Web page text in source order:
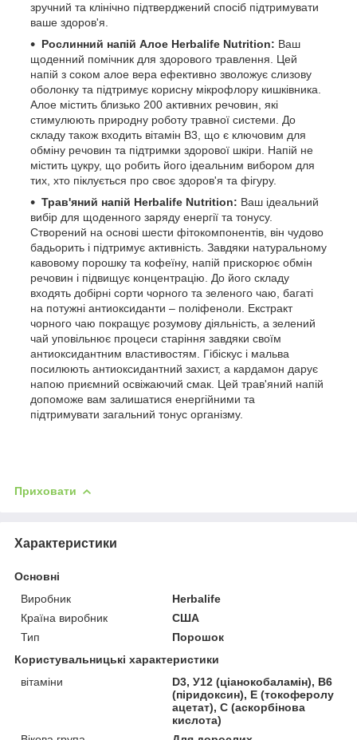
зручний та клінічно підтверджений спосіб підтримувати
ваше здоров'я.
Рослинний напій Алое Herbalife Nutrition: Ваш
щоденний помічник для здорового травлення. Цей
напій з соком алое вера ефективно зволожує слизову
оболонку та підтримує корисну мікрофлору кишківника.
Алое містить близько 200 активних речовин, які
стимулюють природну роботу травної системи. До
складу також входить вітамін В3, що є ключовим для
обміну речовин та підтримки здорової шкіри. Напій не
містить цукру, що робить його ідеальним вибором для
тих, хто піклується про своє здоров'я та фігуру.
Трав'яний напій Herbalife Nutrition: Ваш ідеальний
вибір для щоденного заряду енергії та тонусу.
Створений на основі шести фітокомпонентів, він чудово
бадьорить і підтримує активність. Завдяки натуральному
кавовому порошку та кофеїну, напій прискорює обмін
речовин і підвищує концентрацію. До його складу
входять добірні сорти чорного та зеленого чаю, багаті
на потужні антиоксиданти – поліфеноли. Екстракт
чорного чаю покращує розумову діяльність, а зелений
чай уповільнює процеси старіння завдяки своїм
антиоксидантним властивостям. Гібіскус і мальва
посилюють антиоксидантний захист, а кардамон дарує
напою приємний освіжаючий смак. Цей трав'яний напій
допоможе вам залишатися енергійними та
підтримувати загальний тонус організму.
Приховати
Характеристики
Основні
Виробник
Herbalife
Країна виробник
США
Тип
Порошок
Користувальницькі характеристики
вітаміни
D3, У12 (ціанокобаламін), В6
(піридоксин), Е (токоферолу
ацетат), С (аскорбінова
кислота)